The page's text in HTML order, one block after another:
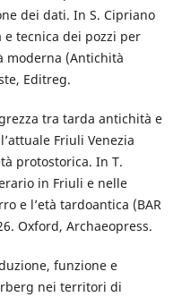
dei dati. In S. Cipriano
e tecnica dei pozzi per
moderna (Antichità
Editreg.
tra tarda antichità e
Friuli Venezia
protostorica. In T.
in Friuli e nelle
e l’età tardoantica (BAR
Oxford, Archaeopress.
funzione e
nei territori di